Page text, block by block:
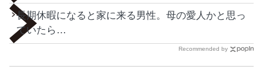
長期休暇になると家に来る男性。母の愛人かと思っ
ていたら…
Recommended by